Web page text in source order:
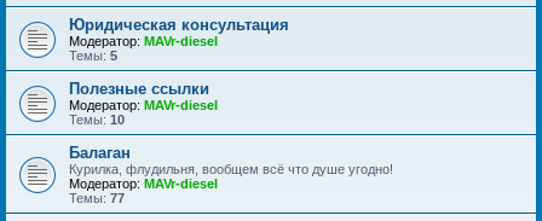
Юридическая консультация
Модератор: MAVr-diesel
Темы: 5
Полезные ссылки
Модератор: MAVr-diesel
Темы: 10
Балаган
Курилка, флудильня, вообщем всё что душе угодно!
Модератор: MAVr-diesel
Темы: 77